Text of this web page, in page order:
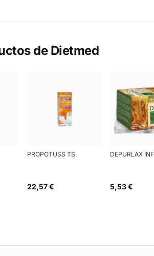
de Dietmed
PROPOTUSS TS
22,57 €
DEPURLAX
5,53 €